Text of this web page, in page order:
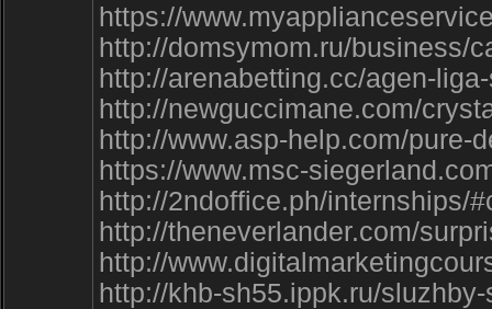
https://
http://domsymom.ru/business/
http://arenabetting.cc/agen-
http://newguccimane.com/
http://www.asp-help.com/pure-
https://www.msc-
http://2ndoffice.ph/internships/
http://theneverlander.com/
http://
http://khb-sh55.ippk.ru/